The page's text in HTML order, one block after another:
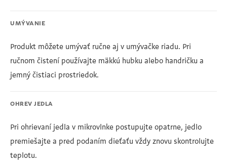
UMÝVANIE
Produkt môžete umývať ručne aj v umývačke riadu. Pri
ručnom čistení používajte mäkkú hubku alebo handričku a
jemný čistiaci prostriedok.
OHREV JEDLA
Pri ohrievaní jedla v mikrovlnke postupujte opatrne, jedlo
premiešajte a pred podaním dieťaťu vždy znovu skontrolujte
teplotu.